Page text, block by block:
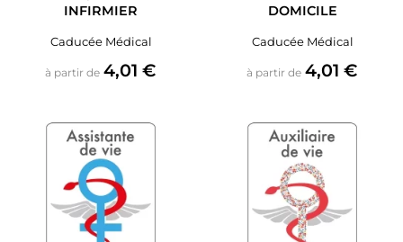
INFIRMIER
Caducée Médical
à partir de Prix
4,01 €
DOMICILE
Caducée Médical
à partir de Prix
4,01 €